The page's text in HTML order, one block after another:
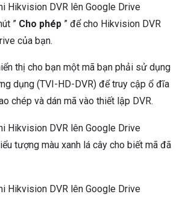
” Cho phép ” để cho Hikvision DVR
của bạn.
thị cho bạn một mã bạn phải sử dụng
dụng (TVI-HD-DVR) để truy cập ổ đĩa
chép và dán mã vào thiết lập DVR.
tượng màu xanh lá cây cho biết mã đã